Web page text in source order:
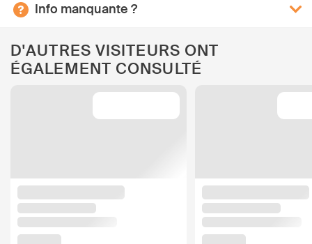
Info manquante ?
D'AUTRES VISITEURS ONT
ÉGALEMENT CONSULTÉ